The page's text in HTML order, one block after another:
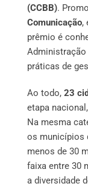
(CCBB).
Comunicação,
prêmio é
Administração
práticas de
Ao todo, 23
etapa
Na mesma
os municípios
menos de 30
faixa entre 30
a diversidade